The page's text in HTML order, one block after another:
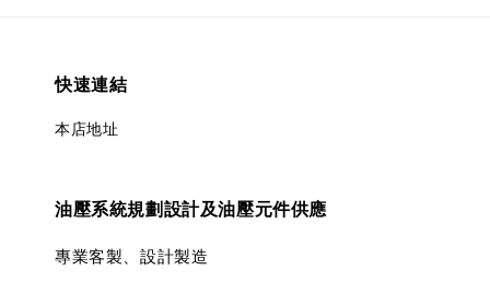
快速連結
本店地址
油壓系統規劃設計及油壓元件供應
專業客製、設計製造